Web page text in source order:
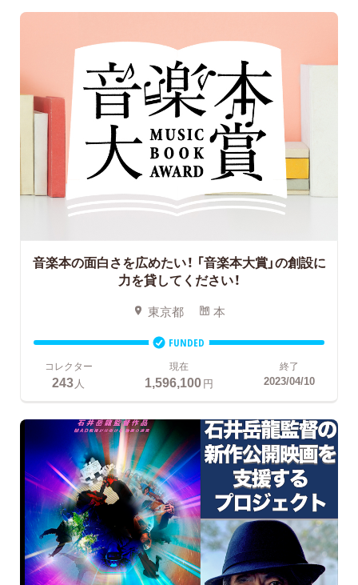
音楽本の面白さを広めたい！ 「音楽本大賞」の創設に
力を貸してください！
東京都 本
FUNDED
コレクター
243人
現在
1,596,100円
終了
2023/04/10